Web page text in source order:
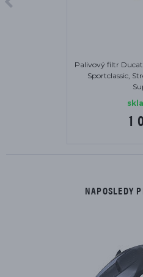
Palivový filtr Ducati
Sportclassic,
1
NAPOSLEDY